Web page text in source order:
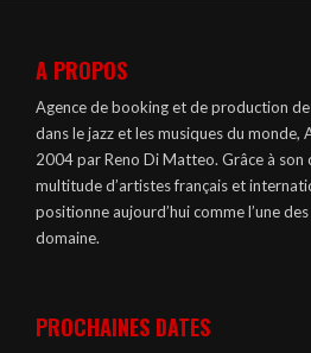
A PROPOS
Agence de booking et de production
dans le jazz et les musiques du monde,
2004 par Reno Di Matteo. Grâce à son
multitude d’artistes français et
positionne aujourd’hui comme l’une
domaine.
PROCHAINES DATES